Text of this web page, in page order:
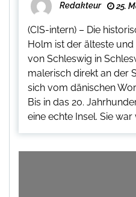
Redakteur 25.
(CIS-intern) – Die
Holm ist der älteste
von Schleswig in
malerisch direkt an der
sich vom dänischen
Bis in das 20.
eine echte Insel. Sie war